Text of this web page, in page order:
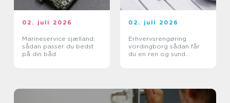
02. juli 2026
Marineservice sjælland:
sådan passer du bedst
på din båd
02. juli 2026
Erhvervsrengøring
vordingborg sådan får
du en ren og sund